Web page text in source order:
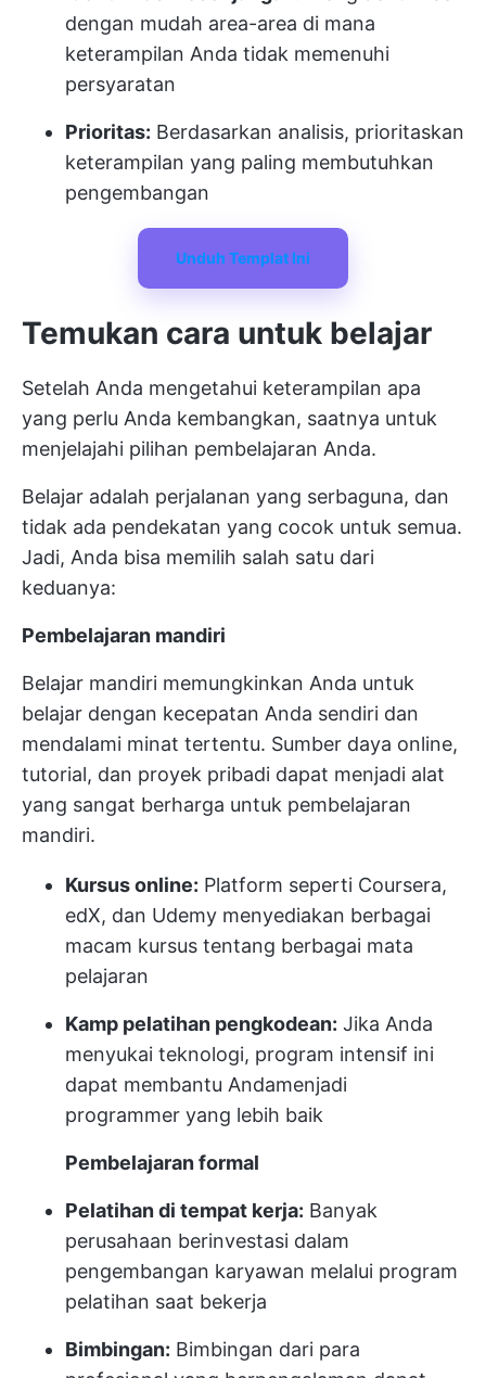
dengan mudah area-area di mana
keterampilan Anda tidak memenuhi
persyaratan
Prioritas: Berdasarkan analisis, prioritaskan
keterampilan yang paling membutuhkan
pengembangan
Unduh Templat Ini
Temukan cara untuk belajar
Setelah Anda mengetahui keterampilan apa
yang perlu Anda kembangkan, saatnya untuk
menjelajahi pilihan pembelajaran Anda.
Belajar adalah perjalanan yang serbaguna, dan
tidak ada pendekatan yang cocok untuk semua.
Jadi, Anda bisa memilih salah satu dari
keduanya:
Pembelajaran mandiri
Belajar mandiri memungkinkan Anda untuk
belajar dengan kecepatan Anda sendiri dan
mendalami minat tertentu. Sumber daya online,
tutorial, dan proyek pribadi dapat menjadi alat
yang sangat berharga untuk pembelajaran
mandiri.
Kursus online: Platform seperti Coursera,
edX, dan Udemy menyediakan berbagai
macam kursus tentang berbagai mata
pelajaran
Kamp pelatihan pengkodean: Jika Anda
menyukai teknologi, program intensif ini
dapat membantu Andamenjadi
programmer yang lebih baik
Pembelajaran formal
Pelatihan di tempat kerja: Banyak
perusahaan berinvestasi dalam
pengembangan karyawan melalui program
pelatihan saat bekerja
Bimbingan: Bimbingan dari para